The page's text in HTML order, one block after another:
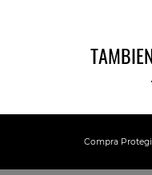
Compra